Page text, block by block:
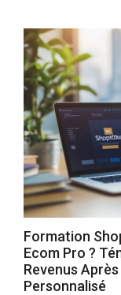
Formation
Ecom Pro ?
Revenus
Personnalisé